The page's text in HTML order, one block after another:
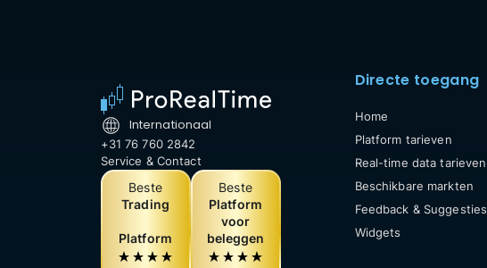
Internationaal
+31 76 760 2842
Service & Contact
Beste
Trading
Platform
Beste
Platform
voor
beleggen
Directe toegang
Home
Platform tarieven
Real-time data tarieven
Beschikbare markten
Feedback & Suggesties
Widgets